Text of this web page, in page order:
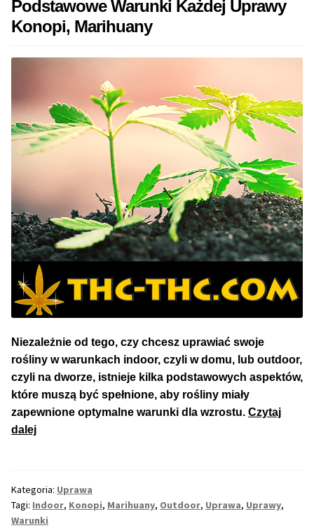
Podstawowe Warunki Każdej Uprawy
Konopi, Marihuany
Niezależnie od tego, czy chcesz uprawiać swoje
rośliny w warunkach indoor, czyli w domu, lub outdoor,
czyli na dworze, istnieje kilka podstawowych aspektów,
które muszą być spełnione, aby rośliny miały
zapewnione optymalne warunki dla wzrostu. Czytaj
dalejPodstawowe
Konopi,
Marihuany
Kategoria: Uprawa
Tagi: Indoor, Konopi, Marihuany, Outdoor, Uprawa, Uprawy,
Warunki